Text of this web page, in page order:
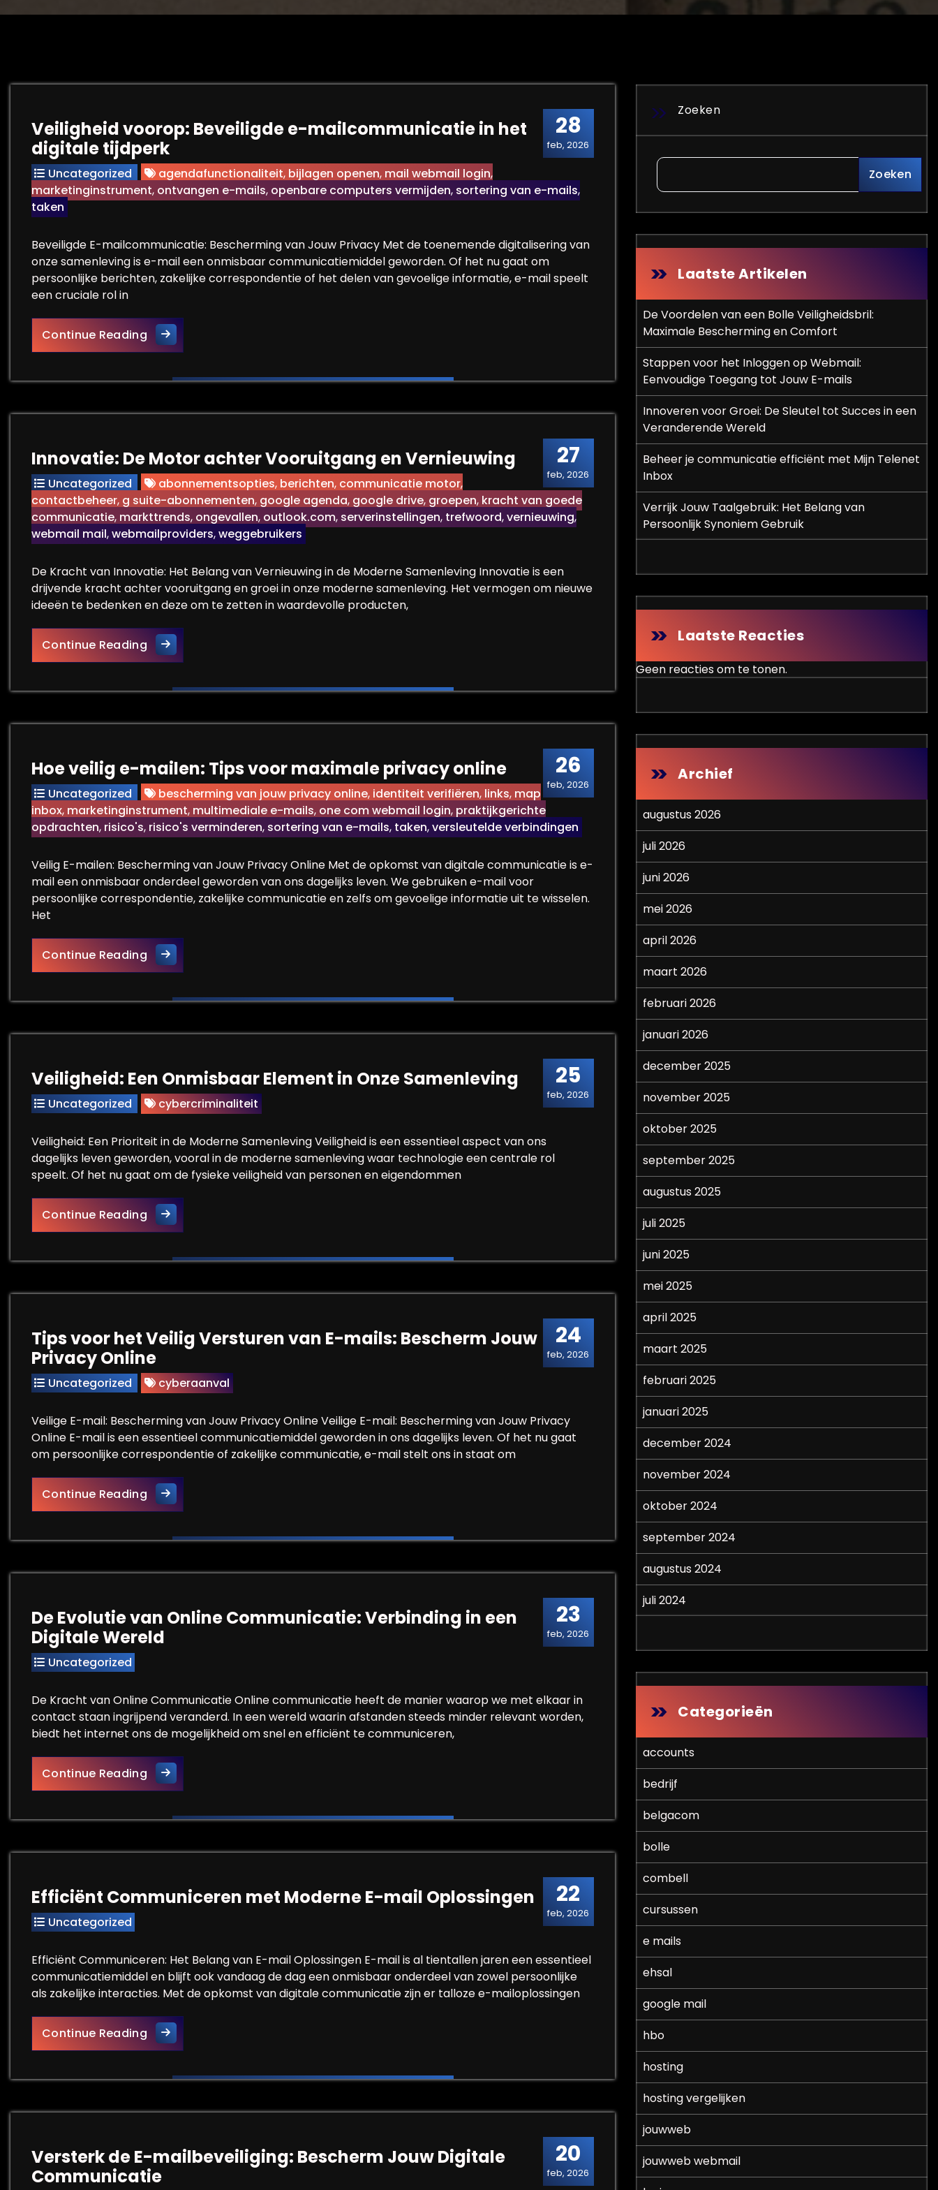
28
feb, 2026
Veiligheid voorop: Beveiligde e-mailcommunicatie in het
digitale tijdperk
Uncategorized agendafunctionaliteit, bijlagen openen, mail webmail login,
marketinginstrument, ontvangen e-mails, openbare computers vermijden, sortering van e-mails,
taken
Beveiligde E-mailcommunicatie: Bescherming van Jouw Privacy Met de toenemende digitalisering van
onze samenleving is e-mail een onmisbaar communicatiemiddel geworden. Of het nu gaat om
persoonlijke berichten, zakelijke correspondentie of het delen van gevoelige informatie, e-mail speelt
een cruciale rol in
Continue ReadingVeiligheid voorop: Beveiligde e-mailcommunicatie in het digitale tijdperk
27
feb, 2026
Innovatie: De Motor achter Vooruitgang en Vernieuwing
Uncategorized abonnementsopties, berichten, communicatie motor,
contactbeheer, g suite-abonnementen, google agenda, google drive, groepen, kracht van goede
communicatie, markttrends, ongevallen, outlook.com, serverinstellingen, trefwoord,vernieuwing,
webmail mail,webmailproviders,weggebruikers
De Kracht van Innovatie: Het Belang van Vernieuwing in de Moderne Samenleving Innovatie is een
drijvende kracht achter vooruitgang en groei in onze moderne samenleving. Het vermogen om nieuwe
ideeën te bedenken en deze om te zetten in waardevolle producten,
Continue ReadingInnovatie: De Motor achter Vooruitgang en Vernieuwing
26
feb, 2026
Hoe veilig e-mailen: Tips voor maximale privacy online
Uncategorized bescherming van jouw privacy online, identiteit verifiëren, links, map
inbox, marketinginstrument, multimediale e-mails, one com webmail login, praktijkgerichte
opdrachten, risico's, risico's verminderen, sortering van e-mails, taken,versleutelde verbindingen
Veilig E-mailen: Bescherming van Jouw Privacy Online Met de opkomst van digitale communicatie is e-
mail een onmisbaar onderdeel geworden van ons dagelijks leven. We gebruiken e-mail voor
persoonlijke correspondentie, zakelijke communicatie en zelfs om gevoelige informatie uit te wisselen.
Het
Continue ReadingHoe veilig e-mailen: Tips voor maximale privacy online
25
feb, 2026
Veiligheid: Een Onmisbaar Element in Onze Samenleving
Uncategorized cybercriminaliteit
Veiligheid: Een Prioriteit in de Moderne Samenleving Veiligheid is een essentieel aspect van ons
dagelijks leven geworden, vooral in de moderne samenleving waar technologie een centrale rol
speelt. Of het nu gaat om de fysieke veiligheid van personen en eigendommen
Continue ReadingVeiligheid: Een Onmisbaar Element in Onze Samenleving
24
feb, 2026
Tips voor het Veilig Versturen van E-mails: Bescherm Jouw
Privacy Online
Uncategorized cyberaanval
Veilige E-mail: Bescherming van Jouw Privacy Online Veilige E-mail: Bescherming van Jouw Privacy
Online E-mail is een essentieel communicatiemiddel geworden in ons dagelijks leven. Of het nu gaat
om persoonlijke correspondentie of zakelijke communicatie, e-mail stelt ons in staat om
Continue ReadingTips voor het Veilig Versturen van E-mails: Bescherm Jouw Privacy Online
23
feb, 2026
De Evolutie van Online Communicatie: Verbinding in een
Digitale Wereld
Uncategorized
De Kracht van Online Communicatie Online communicatie heeft de manier waarop we met elkaar in
contact staan ingrijpend veranderd. In een wereld waarin afstanden steeds minder relevant worden,
biedt het internet ons de mogelijkheid om snel en efficiënt te communiceren,
Continue ReadingDe Evolutie van Online Communicatie: Verbinding in een Digitale Wereld
22
feb, 2026
Efficiënt Communiceren met Moderne E-mail Oplossingen
Uncategorized
Efficiënt Communiceren: Het Belang van E-mail Oplossingen E-mail is al tientallen jaren een essentieel
communicatiemiddel en blijft ook vandaag de dag een onmisbaar onderdeel van zowel persoonlijke
als zakelijke interacties. Met de opkomst van digitale communicatie zijn er talloze e-mailoplossingen
Continue ReadingEfficiënt Communiceren met Moderne E-mail Oplossingen
20
feb, 2026
Versterk de E-mailbeveiliging: Bescherm Jouw Digitale
Communicatie
Zoeken
Zoeken
Laatste Artikelen
De Voordelen van een Bolle Veiligheidsbril:
Maximale Bescherming en Comfort
Stappen voor het Inloggen op Webmail:
Eenvoudige Toegang tot Jouw E-mails
Innoveren voor Groei: De Sleutel tot Succes in een
Veranderende Wereld
Beheer je communicatie efficiënt met Mijn Telenet
Inbox
Verrijk Jouw Taalgebruik: Het Belang van
Persoonlijk Synoniem Gebruik
Laatste Reacties
Geen reacties om te tonen.
Archief
augustus 2026
juli 2026
juni 2026
mei 2026
april 2026
maart 2026
februari 2026
januari 2026
december 2025
november 2025
oktober 2025
september 2025
augustus 2025
juli 2025
juni 2025
mei 2025
april 2025
maart 2025
februari 2025
januari 2025
december 2024
november 2024
oktober 2024
september 2024
augustus 2024
juli 2024
Categorieën
accounts
bedrijf
belgacom
bolle
combell
cursussen
e mails
ehsal
google mail
hbo
hosting
hosting vergelijken
jouwweb
jouwweb webmail